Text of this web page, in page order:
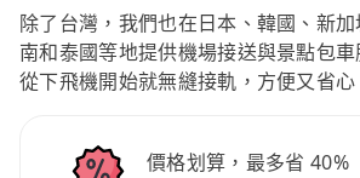
除了台灣，我們也在日本、韓國、新
南和泰國等地提供機場接送與景點包
從下飛機開始就無縫接軌，方便又省心
價格划算，最多省 40%